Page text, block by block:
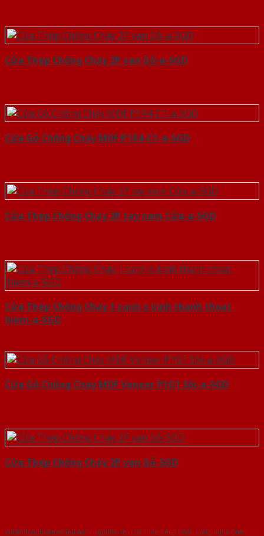
Cửa Thép Chống Cháy 2P van Gỗ-a-SGD
Cửa Gỗ Chống Cháy MDF P1R4-C1-a-SGD
Cửa Thép Chống Cháy 2P tay nam Cửa-a-SGD
Cửa Thép Chống Cháy 1 canh o kinh thanh thoat
hiem-a-SGD
Cửa Gỗ Chống Cháy MDF Veneer P1G1 Sồi-a-SGD
Cửa Thép Chống Cháy 2P van Gỗ-SGD
Với kinh nghiệm nhiêu năm nghiên cứu cửa theo tiêu chuẩn công nghệ Châu